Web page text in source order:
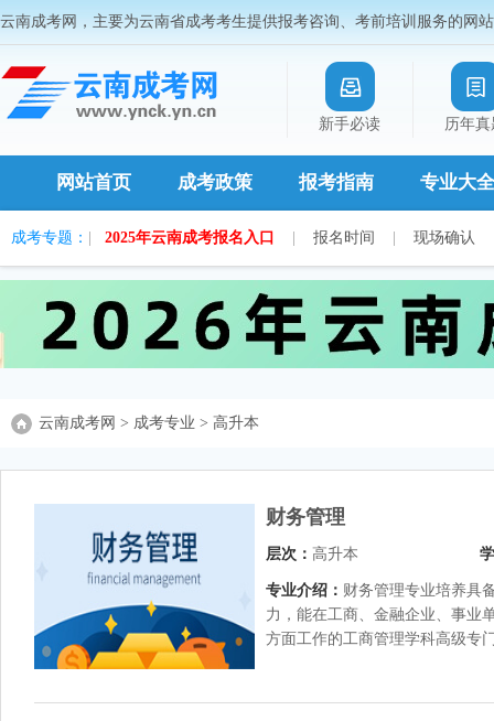
云南成考网，主要为云南省成考考生提供报考咨询、考前培训服务的网
新手必读 历年真
网站首页 成考政策 报考指南 专业大全
成考专题： 2025年云南成考报名入口 报名时间 现场确认
云南成考网 > 成考专业 > 高升本
财务管理
层次： 高升本
专业介绍： 财务管理专业培养具
力，能在工商、金融企业、事业
方面工作的工商管理学科高级专